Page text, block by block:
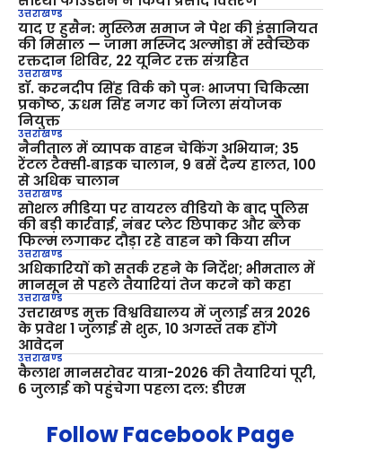
उत्तराखण्ड
याद ए हुसैन: मुस्लिम समाज ने पेश की इंसानियत
की मिसाल — जामा मस्जिद अल्मोड़ा में स्वैच्छिक
रक्तदान शिविर, 22 यूनिट रक्त संग्रहित
उत्तराखण्ड
डॉ. करनदीप सिंह विर्क को पुनः भाजपा चिकित्सा
प्रकोष्ठ, ऊधम सिंह नगर का जिला संयोजक
नियुक्त
उत्तराखण्ड
नैनीताल में व्यापक वाहन चेकिंग अभियान; 35
रेंटल टैक्सी‑बाइक चालान, 9 बसें दैन्य हालत, 100
से अधिक चालान
उत्तराखण्ड
सोशल मीडिया पर वायरल वीडियो के बाद पुलिस
की बड़ी कार्रवाई, नंबर प्लेट छिपाकर और ब्लैक
फिल्म लगाकर दौड़ा रहे वाहन को किया सीज
उत्तराखण्ड
अधिकारियों को सतर्क रहने के निर्देश; भीमताल में
मानसून से पहले तैयारियां तेज करने को कहा
उत्तराखण्ड
उत्तराखण्ड मुक्त विश्वविद्यालय में जुलाई सत्र 2026
के प्रवेश 1 जुलाई से शुरू, 10 अगस्त तक होंगे
आवेदन
उत्तराखण्ड
कैलाश मानसरोवर यात्रा-2026 की तैयारियां पूरी,
6 जुलाई को पहुंचेगा पहला दल: डीएम
Follow Facebook Page